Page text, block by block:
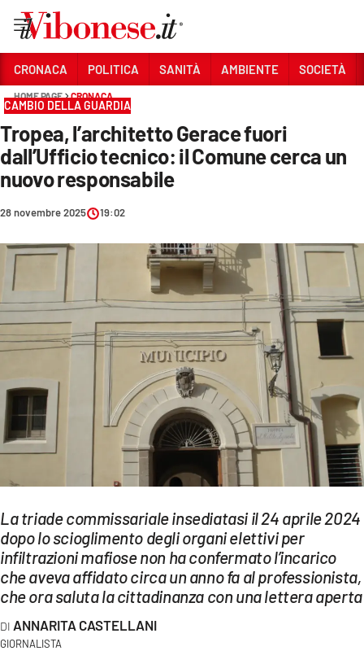
Sezioni
CRONACA
POLITICA
SOCIETÀ
CULTURA
ECONOMIA E LAVORO
SPORT
Streaming
LAC TV
LAC NETWORK
LAC ONAIR
LaC
LACPLAY.IT
CRONACA POLITICA SANITÀ AMBIENTE SOCIETÀ
HOME PAGE CRONACA
CAMBIO DELLA GUARDIA
Tropea, l’architetto Gerace fuori
dall’Ufficio tecnico: il Comune cerca un
nuovo responsabile
28 novembre 2025 19:02
La triade commissariale insediatasi il 24 aprile 2024
dopo lo scioglimento degli organi elettivi per
infiltrazioni mafiose non ha confermato l’incarico
che aveva affidato circa un anno fa al professionista,
che ora saluta la cittadinanza con una lettera aperta
ANNARITA CASTELLANI
GIORNALISTA